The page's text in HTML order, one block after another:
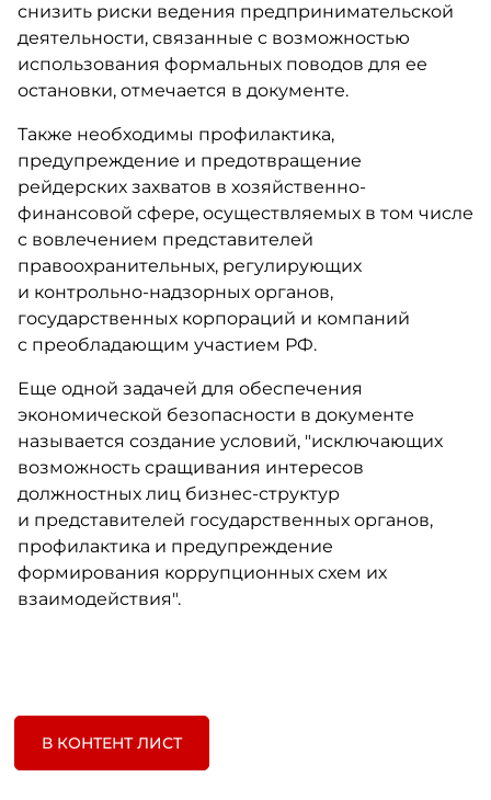
снизить риски ведения предпринимательской
деятельности, связанные с возможностью
использования формальных поводов для ее
остановки, отмечается в документе.
Также необходимы профилактика,
предупреждение и предотвращение
рейдерских захватов в хозяйственно-
финансовой сфере, осуществляемых в том числе
с вовлечением представителей
правоохранительных, регулирующих
и контрольно-надзорных органов,
государственных корпораций и компаний
с преобладающим участием РФ.
Еще одной задачей для обеспечения
экономической безопасности в документе
называется создание условий, "исключающих
возможность сращивания интересов
должностных лиц бизнес-структур
и представителей государственных органов,
профилактика и предупреждение
формирования коррупционных схем их
взаимодействия".
В КОНТЕНТ ЛИСТ